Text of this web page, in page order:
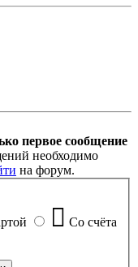
первое сообщение
необходимо
на форум.
Со счёта